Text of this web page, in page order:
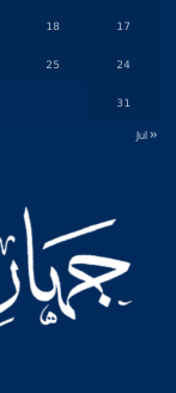
17
18
24
25
31
« Jul